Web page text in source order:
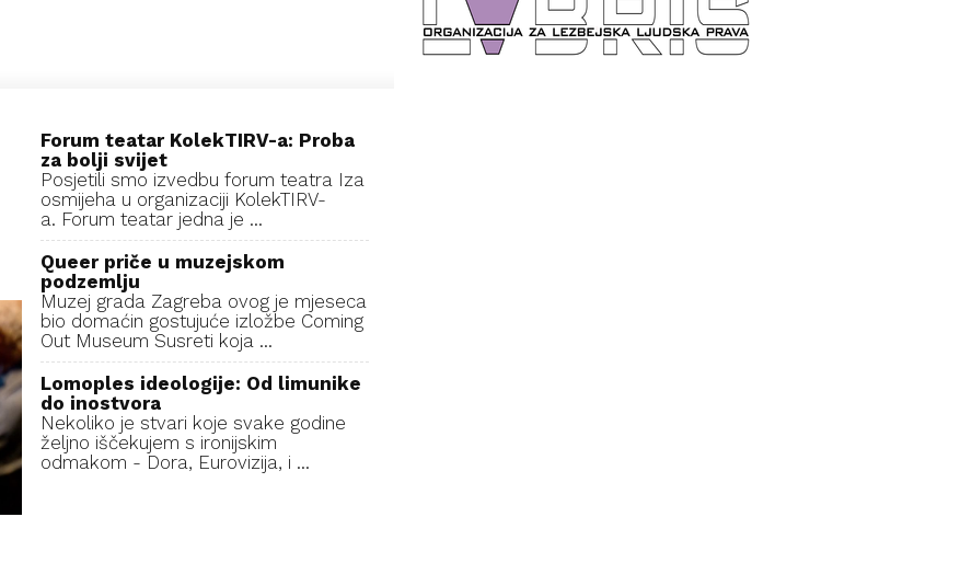
Forum teatar KolekTIRV-a: Proba
za bolji svijet
Posjetili smo izvedbu forum teatra Iza
osmijeha u organizaciji KolekTIRV-
a. Forum teatar jedna je ...
Queer priče u muzejskom
podzemlju
Muzej grada Zagreba ovog je mjeseca
bio domaćin gostujuće izložbe Coming
Out Museum Susreti koja ...
Lomoples ideologije: Od limunike
do inostvora
Nekoliko je stvari koje svake godine
željno iščekujem s ironijskim
odmakom - Dora, Eurovizija, i ...